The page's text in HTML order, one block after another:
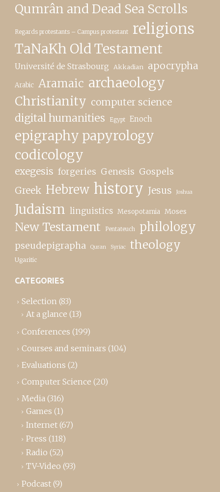
Qumrân and Dead Sea Scrolls
Regards protestants – Campus protestant religions
TaNaKh Old Testament
Université de Strasbourg Akkadian apocrypha
Arabic Aramaic archaeology
Christianity computer science
digital humanities Egypt Enoch
epigraphy papyrology
codicology
exegesis forgeries Genesis Gospels
Greek Hebrew history Jesus Joshua
Judaism linguistics Mesopotamia Moses
New Testament Pentateuch philology
pseudepigrapha Quran Syriac theology
Ugaritic
CATEGORIES
Selection (83)
At a glance (13)
Conferences (199)
Courses and seminars (104)
Evaluations (2)
Computer Science (20)
Media (316)
Games (1)
Internet (67)
Press (118)
Radio (52)
TV-Video (93)
Podcast (9)